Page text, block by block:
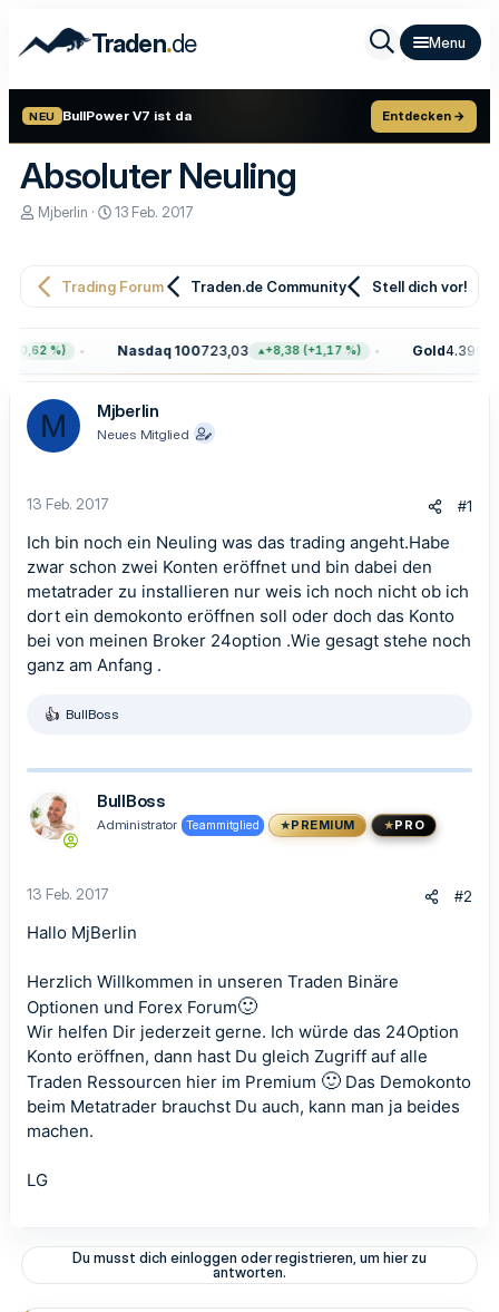
Traden.de
NEU BullPower V7 ist da Entdecken →
Absoluter Neuling
E
e
r
Mjberlin
E
e
l
a
m
13 Feb. 2017
Trading Forum Traden.de Community Stell dich vor!
%) Nasdaq 100723,03 +8,38 (+1,17 %) Gold4.399,70
M Mjberlin
Neues Mitglied
13 Feb. 2017 #1
Ich bin noch ein Neuling was das trading angeht.Habe
zwar schon zwei Konten eröffnet und bin dabei den
metatrader zu installieren nur weis ich noch nicht ob ich
dort ein demokonto eröffnen soll oder doch das Konto
bei von meinen Broker 24option .Wie gesagt stehe noch
ganz am Anfang .
R
k
o
BullBoss
BullBoss
Administrator Teammitglied PREMIUM PRO
13 Feb. 2017 #2
Hallo MjBerlin
Herzlich Willkommen in unseren Traden Binäre
Optionen und Forex Forum🙂
Wir helfen Dir jederzeit gerne. Ich würde das 24Option
Konto eröffnen, dann hast Du gleich Zugriff auf alle
Traden Ressourcen hier im Premium 🙂 Das Demokonto
beim Metatrader brauchst Du auch, kann man ja beides
machen.
LG
Du musst dich einloggen oder registrieren, um hier zu
antworten.